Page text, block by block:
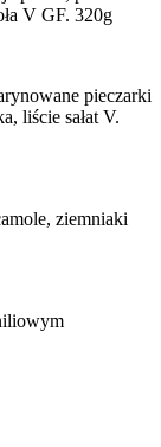
V GF. 320g
pieczarki
liście sałat V.
ziemniaki